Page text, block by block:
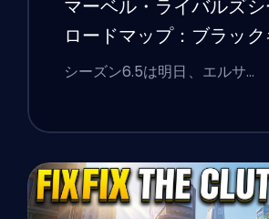
マーベル・ライバルズ
ロードマップ：ブラッ
ト、ホワイトフォックス
シーズン6.5は明日、エルサ…